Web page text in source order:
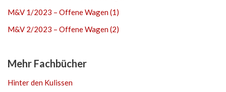
M&V 1/2023 – Offene Wagen (1)
M&V 2/2023 – Offene Wagen (2)
Mehr Fachbücher
Hinter den Kulissen